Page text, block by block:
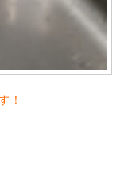
！